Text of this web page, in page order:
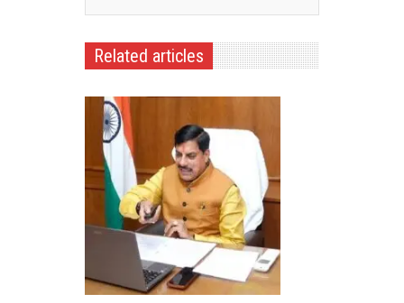
Related articles